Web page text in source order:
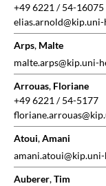
+49 6221 / 54-16075
Arps, Malte
malte.arps@kip.uni-
Arrouas, Floriane
+49 6221 / 54-5177
Atoui,Amani
Auberer,Tim